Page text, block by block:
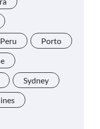
Peru Porto
Sydney